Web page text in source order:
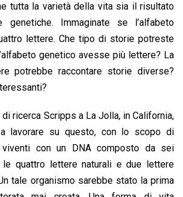
tutta la varietà della vita sia il risultato
Immaginate se l’alfabeto
lettere. Che tipo di storie potreste
genetico avesse più lettere? La
potrebbe raccontare storie diverse?
di ricerca Scripps a La Jolla, in California,
lavorare su questo, con lo scopo di
viventi con un DNA composto da sei
le quattro lettere naturali e due lettere
tale organismo sarebbe stato la prima